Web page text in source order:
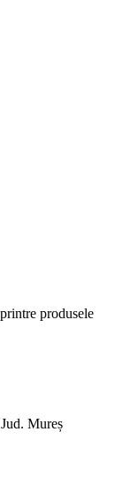
produsele
Mureș